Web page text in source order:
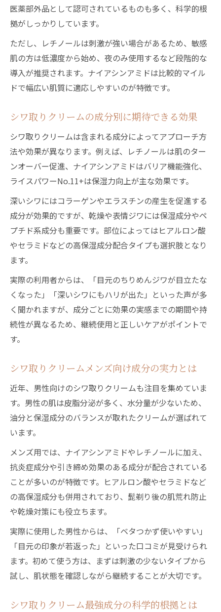
医薬部外品として認可されているものも多く、科学的根
拠がしっかりしています。
ただし、レチノールは刺激が強い場合があるため、敏感
肌の方は低濃度から始め、夜のみ使用するなど段階的な
導入が推奨されます。ナイアシンアミドは比較的マイル
ドで幅広い肌質に適応しやすいのが特徴です。
シワ取りクリームの成分別に期待できる効果
シワ取りクリームは含まれる成分によってアプローチ方
法や効果が異なります。例えば、レチノールは肌のター
ンオーバー促進、ナイアシンアミドはバリア機能強化、
ライスパワーNo.11+は保湿力向上が主な効果です。
深いシワにはコラーゲンやエラスチンの産生を促進する
成分が効果的ですが、乾燥や表情ジワには保湿成分やペ
プチド系成分も重要です。部位によってはヒアルロン酸
やセラミドなどの高保湿成分配合タイプも選択肢となり
ます。
実際の利用者からは、「目元のちりめんジワが目立たな
くなった」「深いシワにもハリが出た」といった声が多
く聞かれますが、成分ごとに効果の実感までの期間や持
続性が異なるため、継続使用と正しいケアがポイントで
す。
シワ取りクリームメンズ向け成分の実力とは
近年、男性向けのシワ取りクリームも注目を集めていま
す。男性の肌は皮脂分泌が多く、水分量が少ないため、
油分と保湿成分のバランスが取れたクリームが選ばれて
います。
メンズ用では、ナイアシンアミドやレチノールに加え、
抗炎症成分や引き締め効果のある成分が配合されている
ことが多いのが特徴です。ヒアルロン酸やセラミドなど
の高保湿成分も併用されており、髭剃り後の肌荒れ防止
や乾燥対策にも役立ちます。
実際に使用した男性からは、「ベタつかず使いやすい」
「目元の印象が若返った」といった口コミが見受けられ
ます。初めて使う方は、まずは刺激の少ないタイプから
試し、肌状態を確認しながら継続することが大切です。
シワ取りクリーム最強成分の科学的根拠とは